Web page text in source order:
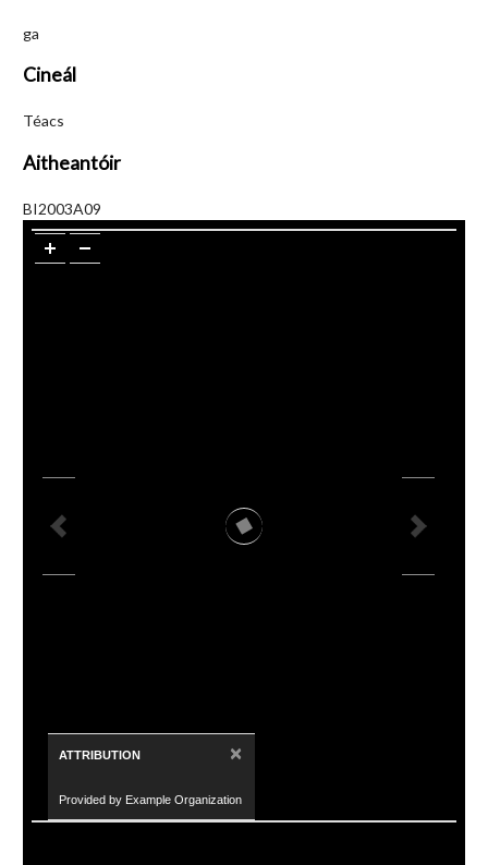
ga
Cineál
Téacs
Aitheantóir
BI2003A09
ATTRIBUTION ×
Provided by Example Organization